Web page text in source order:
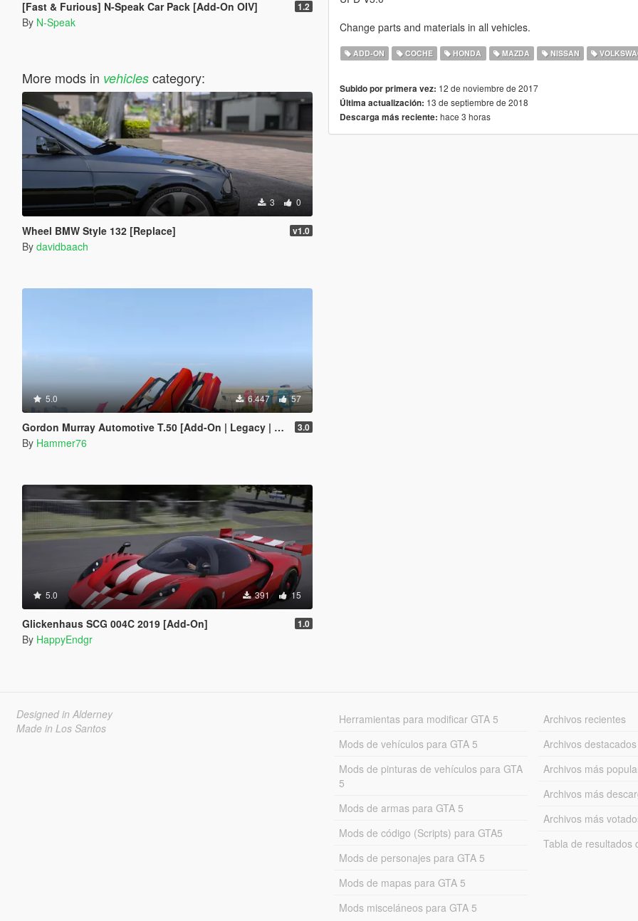
[Fast & Furious] N-Speak Car Pack [Add-On OIV] 1.2
By N-Speak
More mods in vehiclescategory:
3 0
Wheel BMW Style 132 [Replace] v1.0
By davidbaach
5.0 6.447 57
Gordon Murray Automotive T.50 [Add-On | Legacy | Enhanced] 3.0
By Hammer76
5.0 391 15
Glickenhaus SCG 004C 2019 [Add-On] 1.0
By HappyEndgr
Change parts and materials in all vehicles.
ADD-ON COCHE HONDA MAZDA NISSAN
Subido por primera vez: 12 de noviembre de 2017
Última actualización: 13 de septiembre de 2018
Descarga más reciente: hace 3 horas
Designed in Alderney
Made in Los Santos
Herramientas para modificar GTA 5
Mods de vehículos para GTA 5
Mods de pinturas de vehículos para GTA
5
Mods de armas para GTA 5
Mods de código (Scripts) para GTA5
Mods de personajes para GTA 5
Mods de mapas para GTA 5
Mods misceláneos para GTA 5
Archivos recientes
Archivos destacados
Archivos más
Archivos más
Archivos más
Tabla de resultados